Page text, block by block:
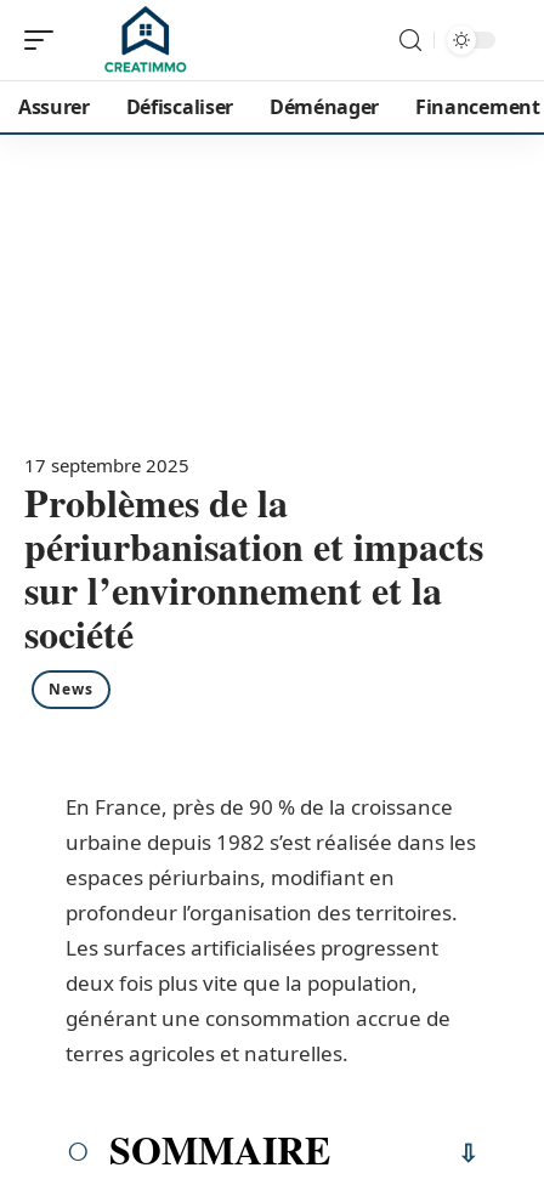
Assurer Défiscaliser Déménager Financement
17 septembre 2025
Problèmes de la
périurbanisation et impacts
sur l’environnement et la
société
News
En France, près de 90 % de la croissance
urbaine depuis 1982 s’est réalisée dans les
espaces périurbains, modifiant en
profondeur l’organisation des territoires.
Les surfaces artificialisées progressent
deux fois plus vite que la population,
générant une consommation accrue de
terres agricoles et naturelles.
SOMMAIRE